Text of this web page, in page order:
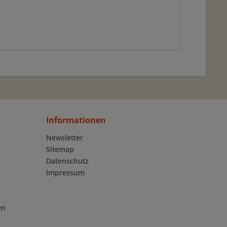
Informationen
Newsletter
Sitemap
Datenschutz
Impressum